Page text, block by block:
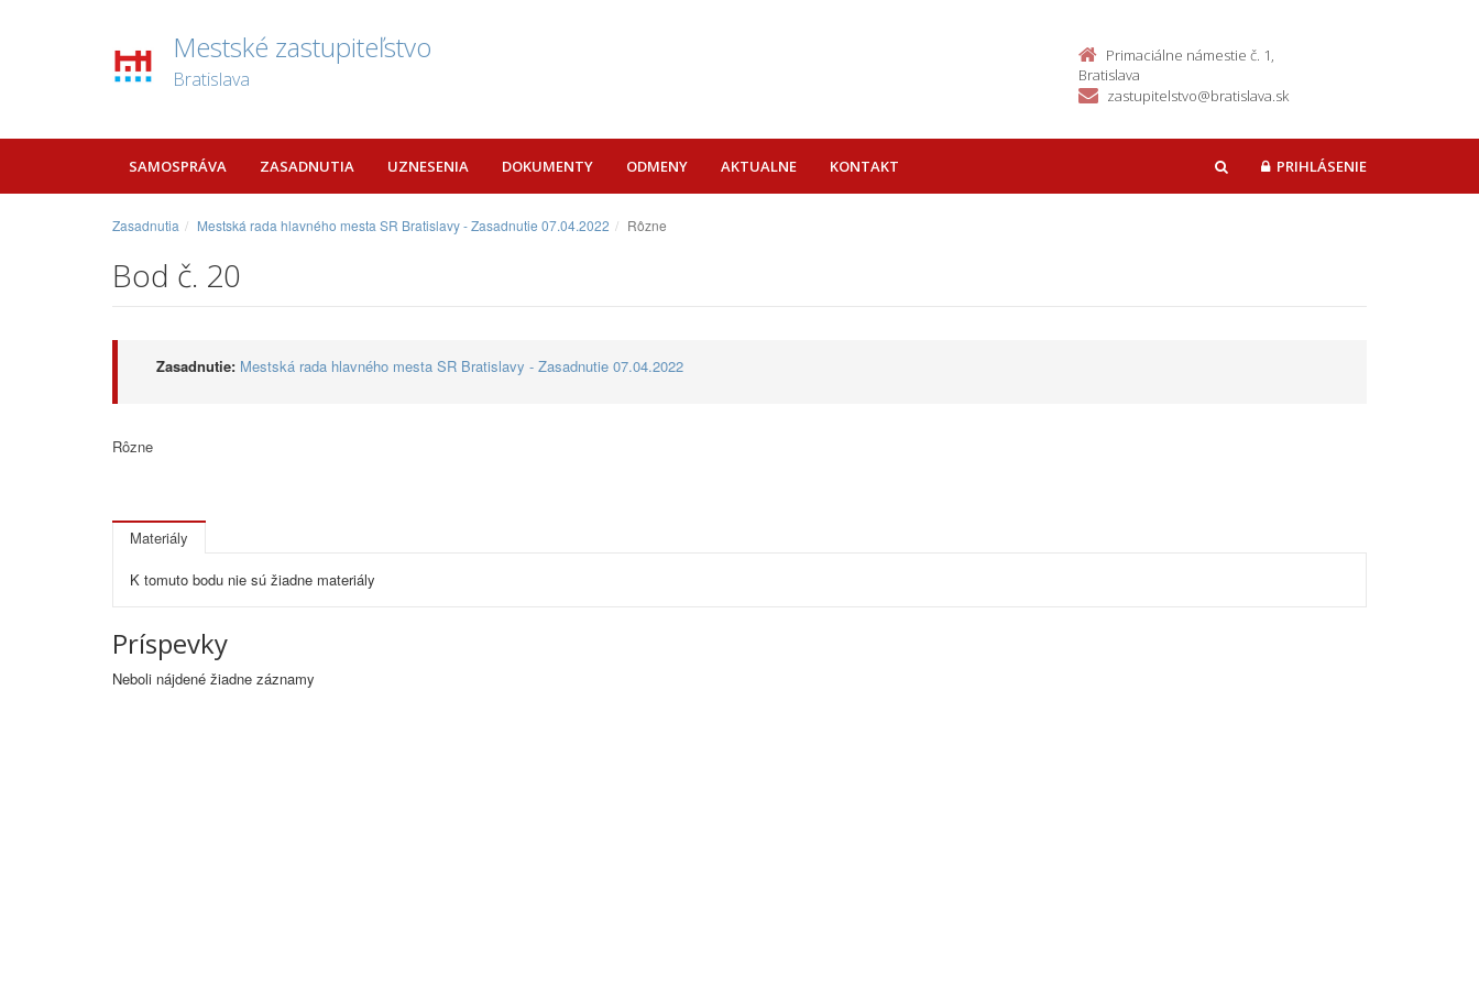
Mestské zastupiteľstvo
Bratislava
Primaciálne námestie č. 1,
Bratislava
zastupitelstvo@bratislava.sk
SAMOSPRÁVA ZASADNUTIA UZNESENIA DOKUMENTY ODMENY AKTUALNE KONTAKT HĽADAŤPRIHLÁSENIE
Zasadnutia Mestská rada hlavného mesta SR Bratislavy - Zasadnutie 07.04.2022 Rôzne
Bod č. 20
Zasadnutie: Mestská rada hlavného mesta SR Bratislavy - Zasadnutie 07.04.2022
Rôzne
Materiály
K tomuto bodu nie sú žiadne materiály
Príspevky
Neboli nájdené žiadne záznamy